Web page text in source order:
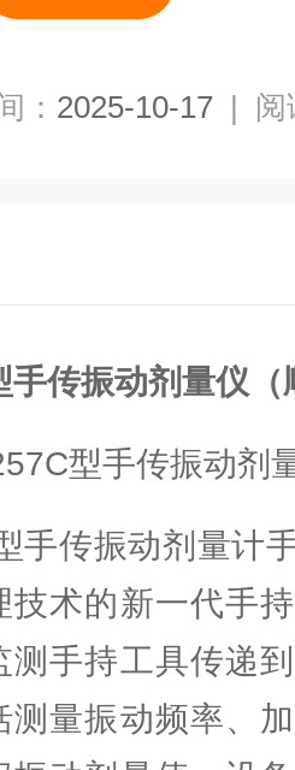
： 2025-10-17 | 阅
手传振动剂量仪（
手传振动剂量计
技术的新一代手
测手持工具传递
测量振动频率、